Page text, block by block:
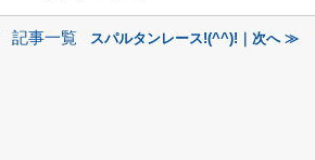
記事一覧 スパルタンレース!(^^)!｜次へ ≫